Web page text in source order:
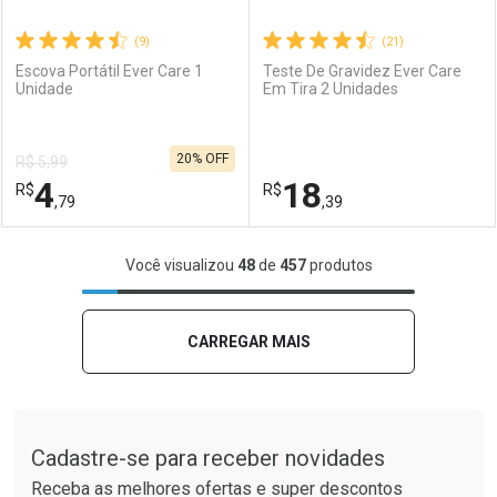
Comprar sem Desconto
Por R$ 23,21/cada
Comprar sem Desconto
Por R$ 23,21/cada
Comprar sem Desconto
Por R$ 33,27/cada
Por R$ 33,27/cada
(9)
Escova Portátil Ever Care 1
Unidade
R$ 5,99
R$4,79
20% OFF
FECHAR
Laboratório
FECHAR
Por Menos
(21)
Teste De Gravidez Ever Care
Em Tira 2 Unidades
R$18,39
Laboratório
Por Menos
Você visualizou 48de 457produtos
CARREGAR MAIS
Cadastre-se para receber novidades
Receba as melhores ofertas e super descontos